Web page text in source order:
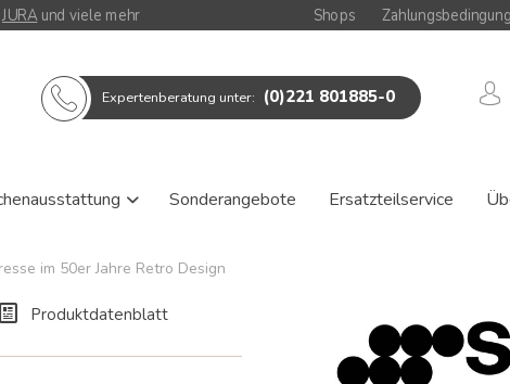
JURAund viele mehr Shops
Expertenberatung unter: (0)221 801885-0
Sonderangebote Ersatzteilservice
im 50er Jahre Retro Design
Produktdatenblatt